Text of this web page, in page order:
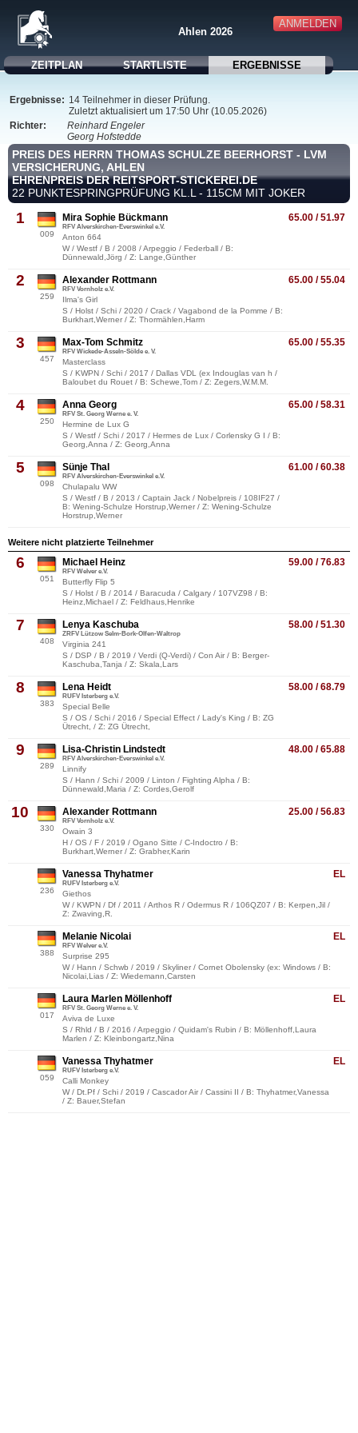
ANMELDEN
Ahlen 2026
ZEITPLAN STARTLISTE ERGEBNISSE
Ergebnisse: 14 Teilnehmer in dieser Prüfung.
Zuletzt aktualisiert um 17:50 Uhr (10.05.2026)
Richter:
Reinhard Engeler
Georg Hofstedde
PREIS DES HERRN THOMAS SCHULZE BEERHORST - LVM
VERSICHERUNG, AHLEN
EHRENPREIS DER REITSPORT-STICKEREI.DE
22 PUNKTESPRINGPRÜFUNG KL.L - 115CM MIT JOKER
1
009
65.00 / 51.97
Mira Sophie Bückmann
RFV Alverskirchen-Everswinkel e.V.
Anton 664
W / Westf / B / 2008 / Arpeggio / Federball / B:
Dünnewald,Jörg / Z: Lange,Günther
2
259
65.00 / 55.04
Alexander Rottmann
RFV Vornholz e.V.
Ilma's Girl
S / Holst / Schi / 2020 / Crack / Vagabond de la Pomme / B:
Burkhart,Werner / Z: Thormählen,Harm
3
457
65.00 / 55.35
Max-Tom Schmitz
RFV Wickede-Asseln-Sölde e. V.
Masterclass
S / KWPN / Schi / 2017 / Dallas VDL (ex Indouglas van h /
Baloubet du Rouet / B: Schewe,Tom / Z: Zegers,W.M.M.
4
250
65.00 / 58.31
Anna Georg
RFV St. Georg Werne e. V.
Hermine de Lux G
S / Westf / Schi / 2017 / Hermes de Lux / Corlensky G I / B:
Georg,Anna / Z: Georg,Anna
5
098
61.00 / 60.38
Sünje Thal
RFV Alverskirchen-Everswinkel e.V.
Chulapalu WW
S / Westf / B / 2013 / Captain Jack / Nobelpreis / 108IF27 /
B: Wening-Schulze Horstrup,Werner / Z: Wening-Schulze
Horstrup,Werner
Weitere nicht platzierte Teilnehmer
6
051
59.00 / 76.83
Michael Heinz
RFV Welver e.V.
Butterfly Flip 5
S / Holst / B / 2014 / Baracuda / Calgary / 107VZ98 / B:
Heinz,Michael / Z: Feldhaus,Henrike
7
408
58.00 / 51.30
Lenya Kaschuba
ZRFV Lützow Selm-Bork-Olfen-Waltrop
Virginia 241
S / DSP / B / 2019 / Verdi (Q-Verdi) / Con Air / B: Berger-
Kaschuba,Tanja / Z: Skala,Lars
8
383
58.00 / 68.79
Lena Heidt
RUFV Isterberg e.V.
Special Belle
S / OS / Schi / 2016 / Special Effect / Lady's King / B: ZG
Ütrecht, / Z: ZG Ütrecht,
9
289
48.00 / 65.88
Lisa-Christin Lindstedt
RFV Alverskirchen-Everswinkel e.V.
Linnify
S / Hann / Schi / 2009 / Linton / Fighting Alpha / B:
Dünnewald,Maria / Z: Cordes,Gerolf
10
330
25.00 / 56.83
Alexander Rottmann
RFV Vornholz e.V.
Owain 3
H / OS / F / 2019 / Ogano Sitte / C-Indoctro / B:
Burkhart,Werner / Z: Grabher,Karin
236
EL
Vanessa Thyhatmer
RUFV Isterberg e.V.
Giethos
W / KWPN / Df / 2011 / Arthos R / Odermus R / 106QZ07 / B: Kerpen,Jil /
Z: Zwaving,R.
388
EL
Melanie Nicolai
RFV Welver e.V.
Surprise 295
W / Hann / Schwb / 2019 / Skyliner / Cornet Obolensky (ex: Windows / B:
Nicolai,Lias / Z: Wiedemann,Carsten
017
EL
Laura Marlen Möllenhoff
RFV St. Georg Werne e. V.
Aviva de Luxe
S / Rhld / B / 2016 / Arpeggio / Quidam's Rubin / B: Möllenhoff,Laura
Marlen / Z: Kleinbongartz,Nina
059
EL
Vanessa Thyhatmer
RUFV Isterberg e.V.
Calli Monkey
W / Dt.Pf / Schi / 2019 / Cascador Air / Cassini II / B: Thyhatmer,Vanessa
/ Z: Bauer,Stefan